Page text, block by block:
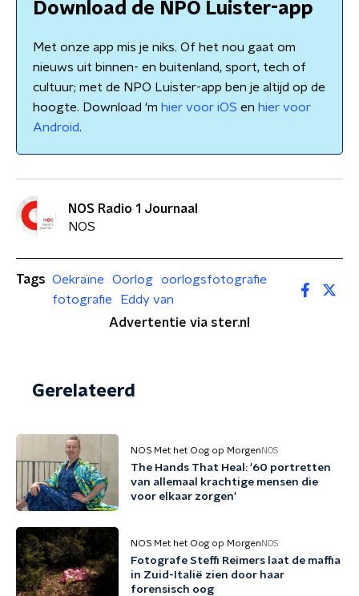
Download de NPO Luister-app
Met onze app mis je niks. Of het nou gaat om
nieuws uit binnen- en buitenland, sport, tech of
cultuur; met de NPO Luister-app ben je altijd op de
hoogte. Download 'm hier voor iOS en hier voor
Android.
NOS Radio 1 Journaal
NOS
Tags Oekraïne Oorlog
oorlogsfotografie
fotografie
Eddy van
Advertentie via ster.nl
Gerelateerd
NOS Met het Oog op Morgen NOS
The Hands That Heal: '60 portretten
van allemaal krachtige mensen die
voor elkaar zorgen'
NOS Met het Oog op Morgen NOS
Fotografe Steffi Reimers laat de maffia
in Zuid-Italië zien door haar
forensisch oog